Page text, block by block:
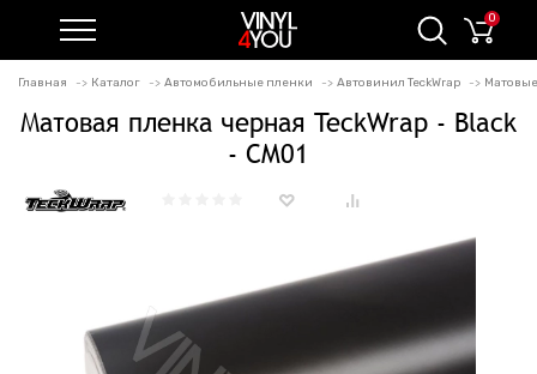
0
Главная Каталог Автомобильные пленки Автовинил TeckWrap Матовые
Матовая пленка черная TeckWrap - Black
- CM01